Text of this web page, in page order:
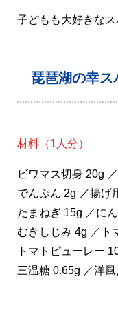
子どもも大好きな
琵琶湖の幸ス
材料（1人分）
ビワマス切身 20g
でんぷん 2g ／揚げ
たまねぎ 15g ／に
むきしじみ 4g ／ト
トマトピューレー
三温糖 0.65g ／洋